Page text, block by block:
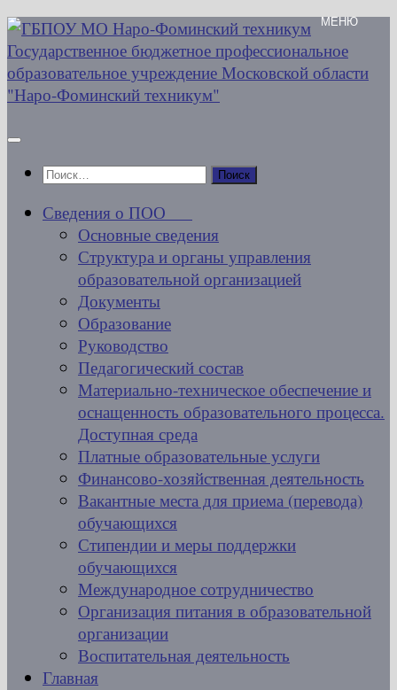
Перейти
к
содержимому
Найти:
Сведения о ПОО
Основные сведения
Структура и органы управления
образовательной организацией
Документы
Образование
Руководство
Педагогический состав
Материально-техническое обеспечение и
оснащенность образовательного процесса.
Доступная среда
Платные образовательные услуги
Финансово-хозяйственная деятельность
Вакантные места для приема (перевода)
обучающихся
Стипендии и меры поддержки
обучающихся
Международное сотрудничество
Организация питания в образовательной
организации
Воспитательная деятельность
Главная